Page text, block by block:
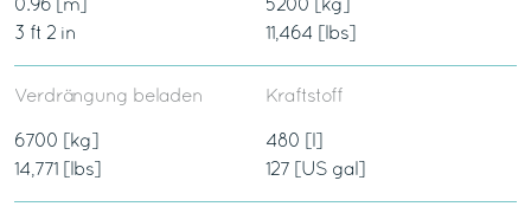
0.96 [m]
3 ft 2 in
5200 [kg]
11,464 [lbs]
Verdrängung beladen
6700 [kg]
14,771 [lbs]
Kraftstoff
480 [l]
127 [US gal]